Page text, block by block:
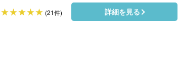
(21件) 詳細を見る